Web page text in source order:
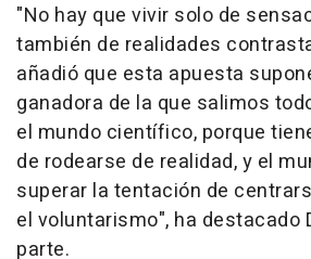
"No hay que vivir solo de
también de realidades
añadió que esta apuesta
ganadora de la que salimos
el mundo científico, porque
de rodearse de realidad, y el
superar la tentación de
el voluntarismo", ha destacado
parte.